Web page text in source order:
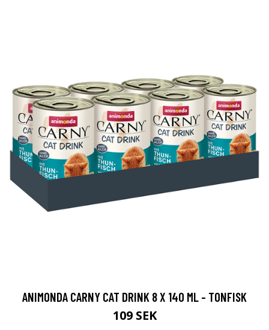
ANIMONDA CARNY CAT DRINK 8 X 140 ML - TONFISK
109 SEK